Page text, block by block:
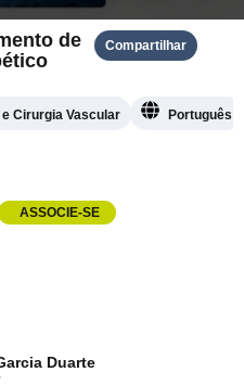
de
Compartilhar
Cirurgia Vascular Português
ASSOCIE-SE
Duarte